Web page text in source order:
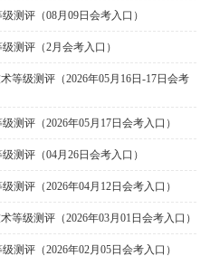
测评（08月09日会考入口）
测评（2月会考入口）
等级测评（2026年05月16日-17日会考
测评（2026年05月17日会考入口）
测评（04月26日会考入口）
测评（2026年04月12日会考入口）
等级测评（2026年03月01日会考入口）
测评（2026年02月05日会考入口）